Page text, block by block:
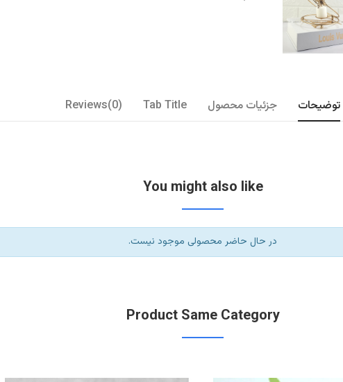
توضیحات جزئیات محصول Tab Title
Reviews(0)
You might also like
در حال حاضر محصولی موجود نیست.
Product Same Category